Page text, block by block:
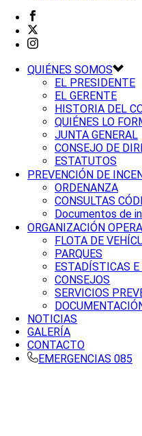
QUIÉNES SOMOS
EL PRESIDENTE
EL GERENTE
HISTORIA DEL
QUIÉNES LO
JUNTA GENERAL
CONSEJO DE
ESTATUTOS
PREVENCIÓN DE
ORDENANZA
CONSULTAS
Documentos de
ORGANIZACIÓN
FLOTA DE
PARQUES
ESTADÍSTICAS
CONSEJOS
SERVICIOS
NOTICIAS
GALERÍA
CONTACTO
EMERGENCIAS 085